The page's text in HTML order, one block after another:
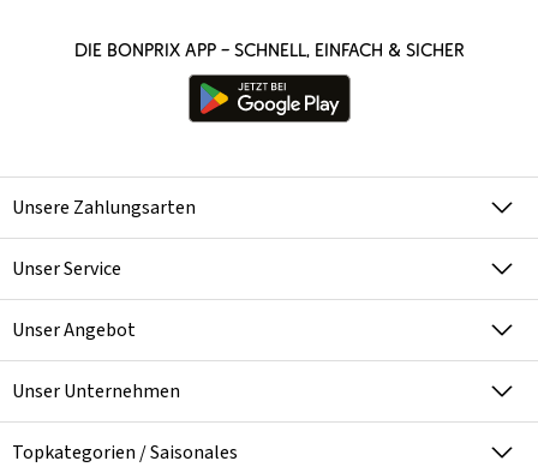
Die bonprix App – schnell, einfach & sicher
Unsere Zahlungsarten
Unser Service
Unser Angebot
Unser Unternehmen
Topkategorien / Saisonales